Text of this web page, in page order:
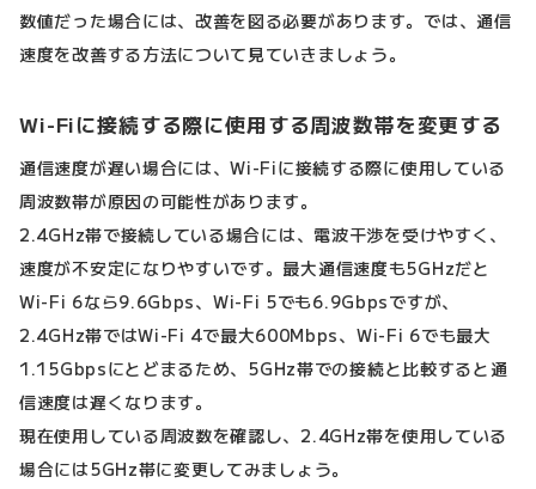
数値だった場合には、改善を図る必要があります。では、通信
速度を改善する方法について見ていきましょう。
Wi-Fiに接続する際に使用する周波数帯を変更する
通信速度が遅い場合には、Wi-Fiに接続する際に使用している
周波数帯が原因の可能性があります。
2.4GHz帯で接続している場合には、電波干渉を受けやすく、
速度が不安定になりやすいです。最大通信速度も5GHzだと
Wi-Fi 6なら9.6Gbps、Wi-Fi 5でも6.9Gbpsですが、
2.4GHz帯ではWi-Fi 4で最大600Mbps、Wi-Fi 6でも最大
1.15Gbpsにとどまるため、5GHz帯での接続と比較すると通
信速度は遅くなります。
現在使用している周波数を確認し、2.4GHz帯を使用している
場合には5GHz帯に変更してみましょう。